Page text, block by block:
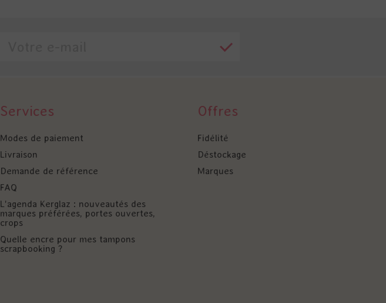
Services
Modes de paiement
Livraison
Demande de référence
FAQ
L'agenda Kerglaz : nouveautés des
marques préférées, portes ouvertes,
crops
Quelle encre pour mes tampons
scrapbooking ?
Offres
Fidélité
Déstockage
Marques